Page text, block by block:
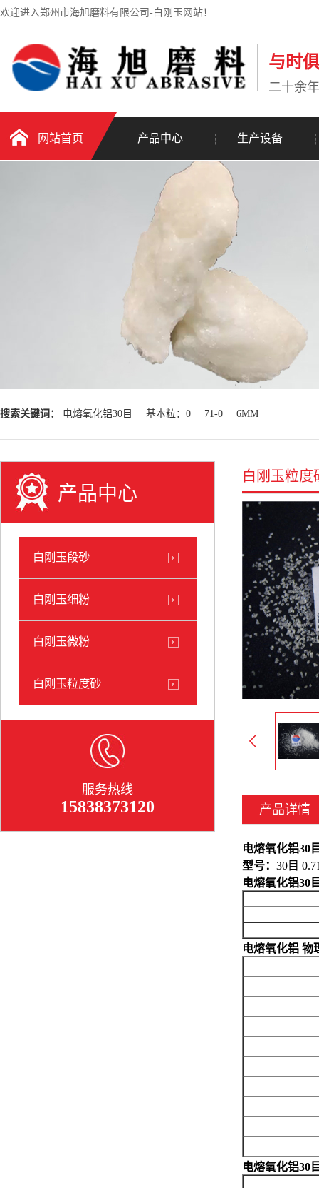
欢迎进入郑州市海旭磨料有限公司-白刚玉网站！
与时
二十余
网站首页 产品中心 生产设备
搜索关键词： 电熔氧化铝30目 基本粒：0 71-0 6MM
产品中心
白刚玉段砂
白刚玉细粉
白刚玉微粉
白刚玉粒度砂
服务热线
15838373120
白刚玉粒度
产品详情
电熔氧化铝30
型号： 30目
电熔氧化铝30
电熔氧化铝 物
电熔氧化铝30